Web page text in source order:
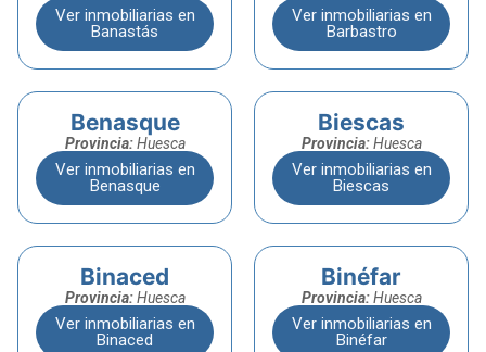
Ver inmobiliarias en
Banastás
Ver inmobiliarias en
Barbastro
Benasque
Provincia:Huesca
Ver inmobiliarias en
Benasque
Biescas
Provincia:Huesca
Ver inmobiliarias en
Biescas
Binaced
Provincia:Huesca
Ver inmobiliarias en
Binaced
Binéfar
Provincia:Huesca
Ver inmobiliarias en
Binéfar